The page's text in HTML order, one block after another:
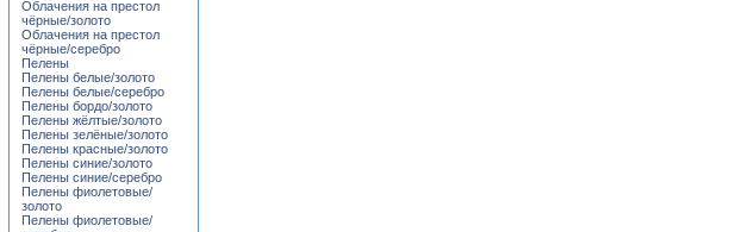
Облачения на престол
чёрные/золото
Облачения на престол
чёрные/серебро
Пелены
Пелены белые/золото
Пелены белые/серебро
Пелены бордо/золото
Пелены жёлтые/золото
Пелены зелёные/золото
Пелены красные/золото
Пелены синие/золото
Пелены синие/серебро
Пелены фиолетовые/
золото
Пелены фиолетовые/